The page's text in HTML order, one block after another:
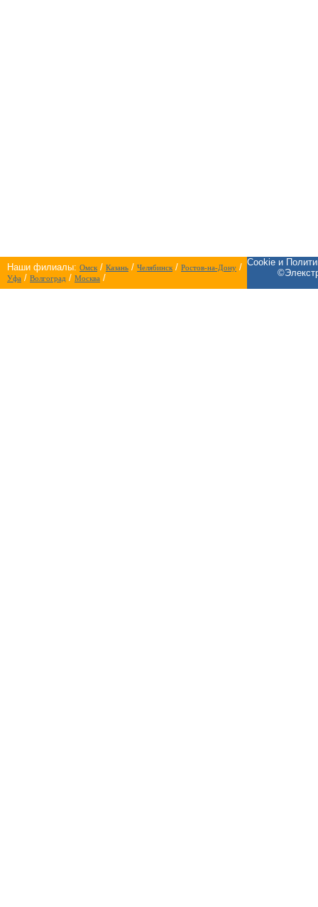
Наши филиалы: Омск/ Казань / Челябинск/ Ростов-на-Дону /
Уфа / Волгоград / Москва /
Cookie и